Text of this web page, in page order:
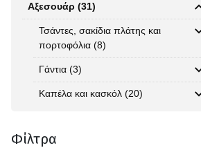
Αξεσουάρ (31)
Τσάντες, σακίδια πλάτης και
πορτοφόλια (8)
Γάντια (3)
Καπέλα και κασκόλ (20)
Φίλτρα